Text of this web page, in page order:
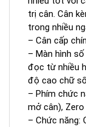
trị cân. Cân
trong nhiều
– Cân cấp
– Màn hình
đọc từ nhiều
độ cao chữ
– Phím chức
mở cân),
– Chức năng: